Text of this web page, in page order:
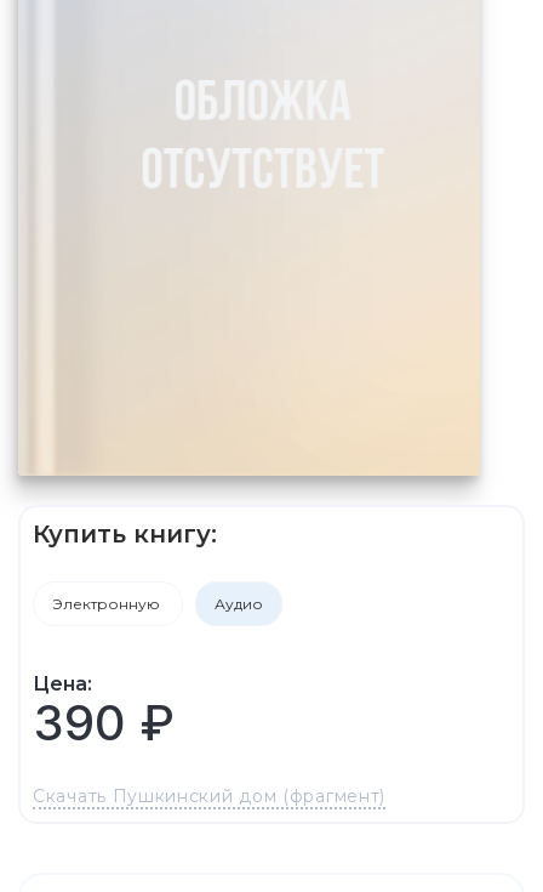
Купить книгу:
Электронную Аудио
Цена:
390 ₽
Скачать Пушкинский дом (фрагмент)